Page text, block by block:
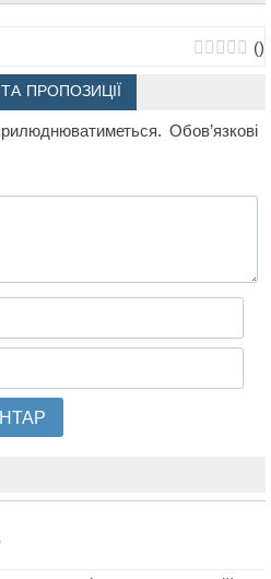
()
ПРОПОЗИЦІЇ
Обов’язкові